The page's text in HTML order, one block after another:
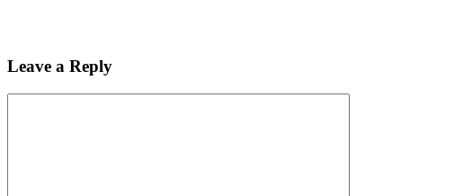
Leave a Reply